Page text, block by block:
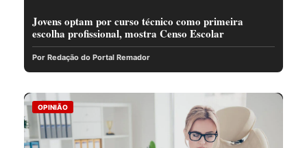
Jovens optam por curso técnico como primeira
escolha profissional, mostra Censo Escolar
Por Redação do Portal Remador
OPINIÃO